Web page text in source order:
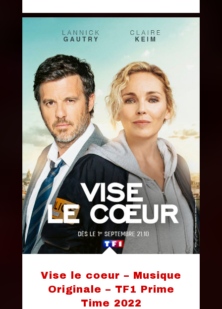
Vise le coeur – Musique
Originale – TF1 Prime
Time 2022